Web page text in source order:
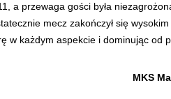
a przewaga gości była
mecz zakończył się
w każdym aspekcie i dominując od
MKS